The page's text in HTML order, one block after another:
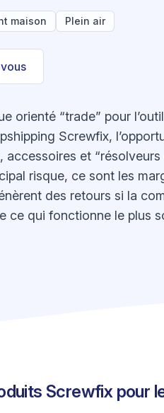
maison Plein air
orienté “trade” pour
Screwfix,
et
risque, ce sont les
des retours si la
ce qui fonctionne le plus
Screwfix pour